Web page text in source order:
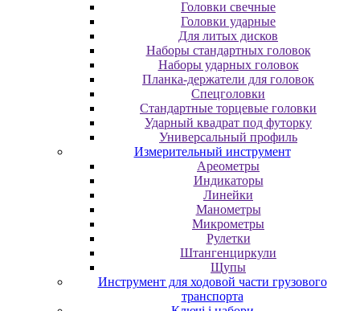
Головки свечные
Головки ударные
Для литых дисков
Наборы стандартных головок
Наборы ударных головок
Планка-держатели для головок
Спецголовки
Стандартные торцевые головки
Ударный квадрат под футорку
Универсальный профиль
Измерительный инструмент
Ареометры
Индикаторы
Линейки
Манометры
Микрометры
Рулетки
Штангенциркули
Щупы
Инструмент для ходовой части грузового
транспорта